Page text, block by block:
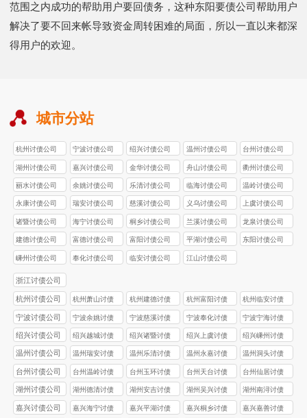
范围之内成功的帮助用户要回债务，这种东阳要债公司帮助用户
解决了要不回来帐导致资金周转困难的局面，所以一直以来都深
得用户的欢迎。
城市分站
杭州讨债公司 宁波讨债公司 绍兴讨债公司 温州讨债公司 台州讨债公司
湖州讨债公司 嘉兴讨债公司 金华讨债公司 舟山讨债公司 衢州讨债公司
丽水讨债公司 余姚讨债公司 乐清讨债公司 临海讨债公司 温岭讨债公司
永康讨债公司 瑞安讨债公司 慈溪讨债公司 义乌讨债公司 上虞讨债公司
诸暨讨债公司 海宁讨债公司 桐乡讨债公司 兰溪讨债公司 龙泉讨债公司
建德讨债公司 富德讨债公司 富阳讨债公司 平湖讨债公司 东阳讨债公司
嵊州讨债公司 奉化讨债公司 临安讨债公司 江山讨债公司
浙江讨债公司
杭州讨债公司
杭州萧山讨债
公司
杭州建德讨债
公司
杭州富阳讨债
公司
杭州临安讨债
公司
宁波讨债公司
宁波余姚讨债
公司
宁波慈溪讨债
公司
宁波奉化讨债
公司
宁波宁海讨债
公司
绍兴讨债公司
绍兴越城讨债
公司
绍兴诸暨讨债
公司
绍兴上虞讨债
公司
绍兴嵊州讨债
公司
温州讨债公司
温州瑞安讨债
公司
温州乐清讨债
公司
温州永嘉讨债
公司
温州洞头讨债
公司
台州讨债公司
台州温岭讨债
公司
台州玉环讨债
公司
台州天台讨债
公司
台州仙居讨债
公司
湖州讨债公司
湖州德清讨债
公司
湖州安吉讨债
公司
湖州吴兴讨债
公司
湖州南浔讨债
公司
嘉兴讨债公司
嘉兴海宁讨债
嘉兴平湖讨债
嘉兴桐乡讨债
嘉兴嘉善讨债